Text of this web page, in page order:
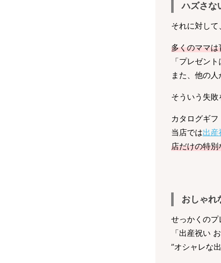
ハズさな
それに対し
多くのママ
「プレゼン
また、他の
そういう失
カタログギ
当店では出産
店だけの特別
おしゃれ
せっかくの
「出産祝い
”オシャレな